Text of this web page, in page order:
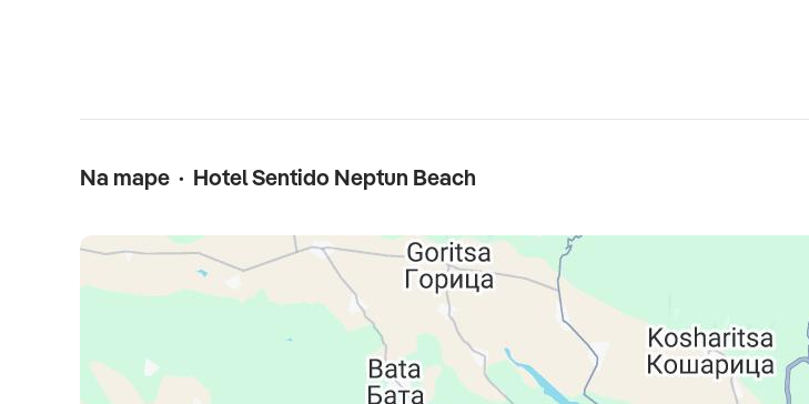
Komplexné cestovné poistenie
Oficiálne hodnotenie
****
Na mape · Hotel Sentido Neptun Beach